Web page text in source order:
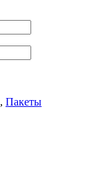
, Пакеты